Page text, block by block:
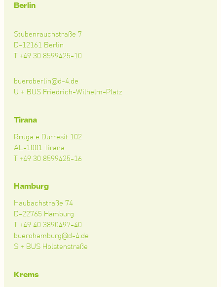
Berlin
Stubenrauchstraße 7
D-12161 Berlin
T +49 30 8599425-10
bueroberlin@d-4.de
U + BUS Friedrich-Wilhelm-Platz
Tirana
Rruga e Durresit 102
AL-1001 Tirana
T +49 30 8599425-16
Hamburg
Haubachstraße 74
D-22765 Hamburg
T +49 40 3890497-40
buerohamburg@d-4.de
S + BUS Holstenstraße
Krems